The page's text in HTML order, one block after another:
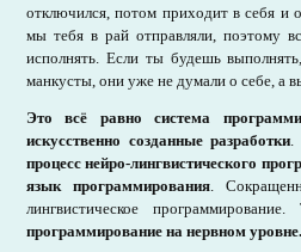
отключился, потом приходит в себя и
мы тебя в рай отправляли, поэтому
исполнять. Если ты будешь
манкусты, они уже не думали о себе, а
Это всё равно система
искусственно созданные разработки.
процесс нейро-лингвистического
язык программирования.
лингвистическое
программирование на нервном